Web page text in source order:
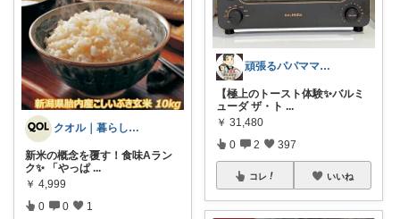
クオル｜暮らしの「質」爆上げ🈁
新米の概念を覆す！食味Aラン
ク✨ 「やっぱ ...
￥ 4,999
0 0 1
頑張るパパママ応援隊@育児・子供用品紹介
【極上のトースト体験✨バルミ
ューダ ザ・ト ...
￥ 31,480
0 2 397
コレ いいね